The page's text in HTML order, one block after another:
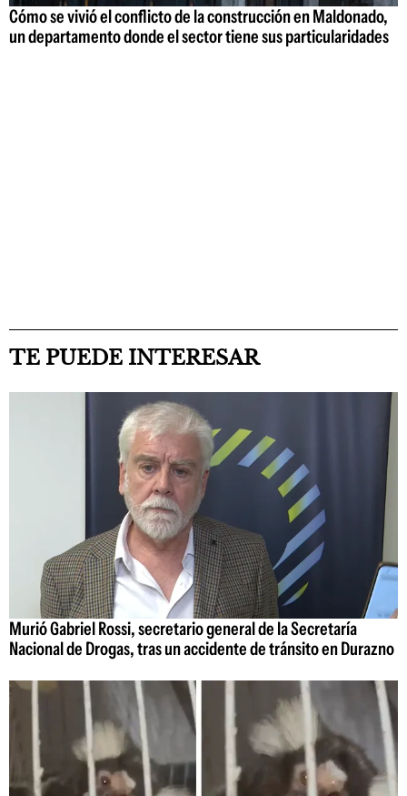
Cómo se vivió el conflicto de la construcción en Maldonado,
un departamento donde el sector tiene sus particularidades
TE PUEDE INTERESAR
Murió Gabriel Rossi, secretario general de la Secretaría
Nacional de Drogas, tras un accidente de tránsito en Durazno